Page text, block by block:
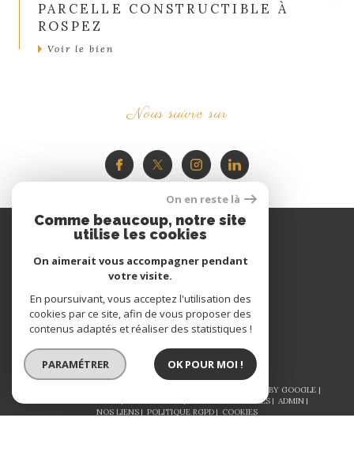
PARCELLE CONSTRUCTIBLE À
ROSPEZ
Voir le bien
Nous suivre sur
Espace
PROPRIÉTAIRE
Se connecter
© 2026 | TOUS DROITS RÉSERVÉS | TRADUCTION POWERED BY GOOGLE |
MENTIONS LÉGALES
ADMIN
NOS LIENS
POLITIQUE RGPD COOKIES
On en reste là
Comme beaucoup, notre site
utilise les cookies
On aimerait vous accompagner pendant
votre visite.
En poursuivant, vous acceptez l'utilisation des
cookies par ce site, afin de vous proposer des
contenus adaptés et réaliser des statistiques !
PARAMÉTRER OK POUR MOI !